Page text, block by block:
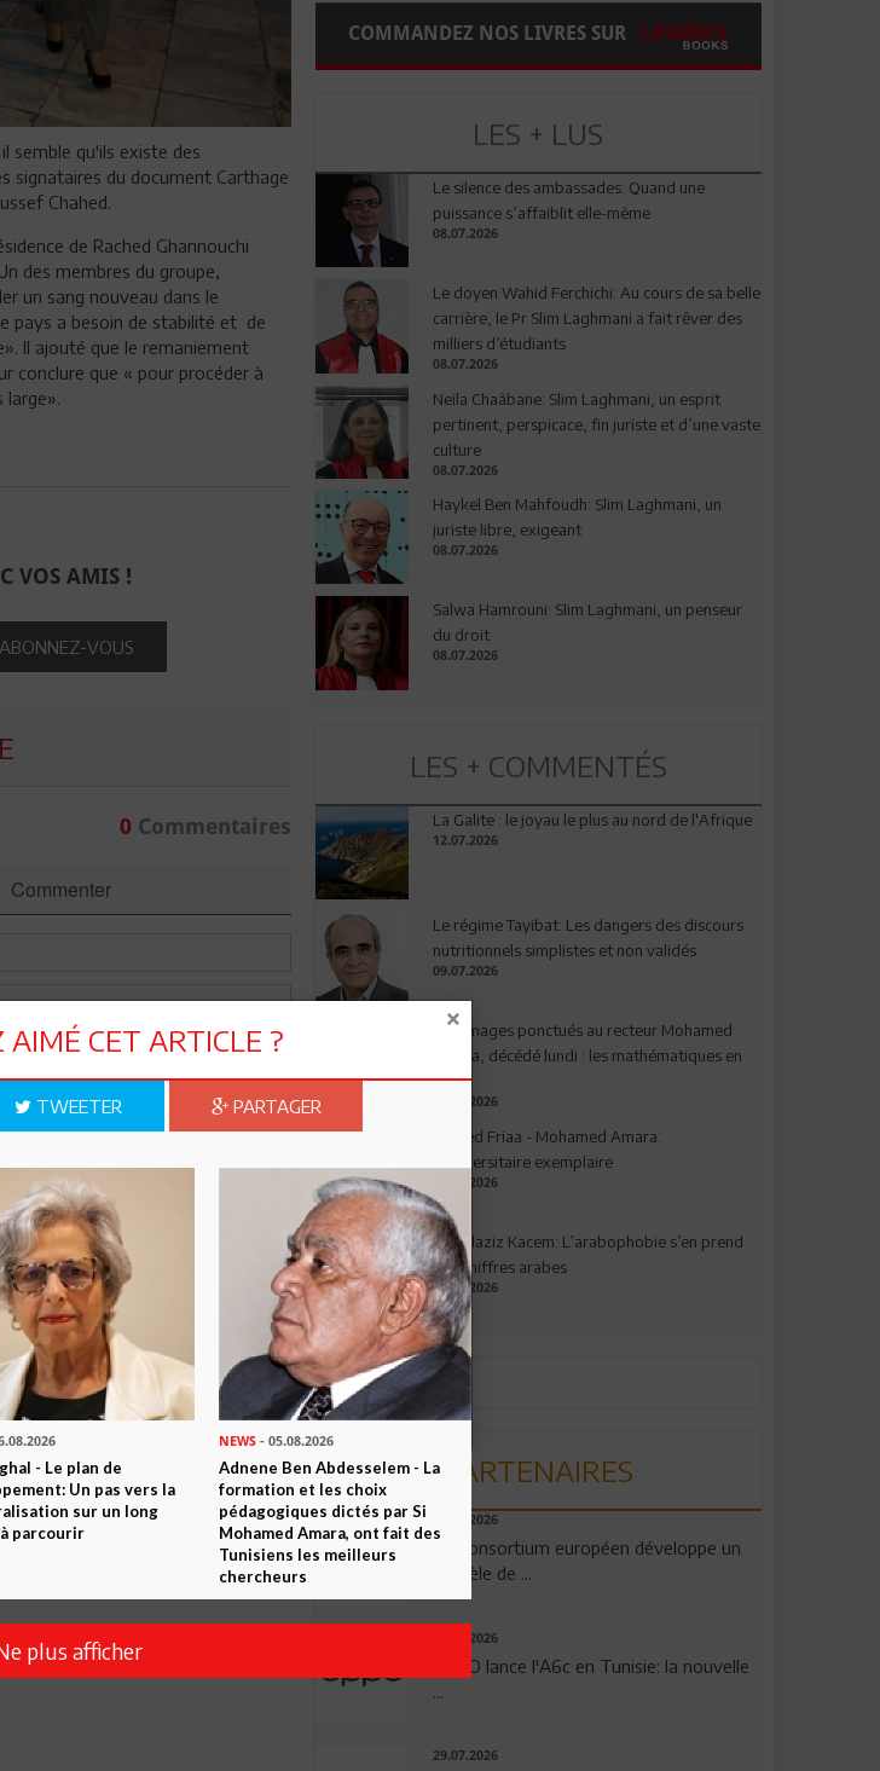
semble qu'ils existe des
signataires du document Carthage
Chahed.
de Rached Ghannouchi
des membres du groupe,
un sang nouveau dans le
pays a besoin de stabilité et de
Il ajouté que le remaniement
conclure que « pour procéder à
large».
VOS AMIS !
ABONNEZ-VOUS
0Commentaires
Commenter
COMMANDEZ NOS LIVRES SUR
LES + LUS
Le silence des ambassades: Quand une
puissance s’affaiblit elle-même
08.07.2026
Le doyen Wahid Ferchichi: Au cours de sa belle
carrière, le Pr Slim Laghmani a fait rêver des
milliers d’étudiants
08.07.2026
Neila Chaâbane: Slim Laghmani, un esprit
pertinent, perspicace, fin juriste et d’une vaste
culture
08.07.2026
Haykel Ben Mahfoudh: Slim Laghmani, un
juriste libre, exigeant
08.07.2026
Salwa Hamrouni: Slim Laghmani, un penseur
du droit
08.07.2026
LES + COMMENTÉS
La Galite : le joyau le plus au nord de l'Afrique
12.07.2026
Le régime Tayibat: Les dangers des discours
nutritionnels simplistes et non validés
09.07.2026
Hommages ponctués au recteur Mohamed
Amara, décédé lundi : les mathématiques en
deuil
03.08.2026
Ahmed Friaa - Mohamed Amara:
l’Universitaire exemplaire
04.08.2026
Abdelaziz Kacem: L’arabophobie s’en prend
aux chiffres arabes
09.07.2026
PARTENAIRES
06.08.2026
Un consortium européen développe un
modèle de ...
04.08.2026
OPPO lance l'A6c en Tunisie: la nouvelle
...
29.07.2026
AIMÉ CET ARTICLE ?
TWEETER PARTAGER
- Le plan de
Un pas vers la
sur un long
parcourir
NEWS- 05.08.2026
Adnene Ben Abdesselem - La
formation et les choix
pédagogiques dictés par Si
Mohamed Amara, ont fait des
Tunisiens les meilleurs
chercheurs
plus afficher